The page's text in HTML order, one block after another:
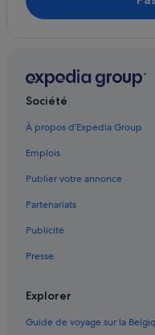
Madère : Mobil homes
Société
À propos d’Expedia Group
Emplois
Publier votre annonce
Partenariats
Publicité
Presse
Explorer
Guide de voyage sur la